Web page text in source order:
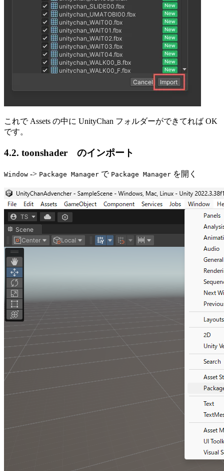
これで Assets の中に UnityChan フォルダーができてれば OK
です。
4.2. toonshader のインポート
Window -> Package Manager で Package Manager を開く